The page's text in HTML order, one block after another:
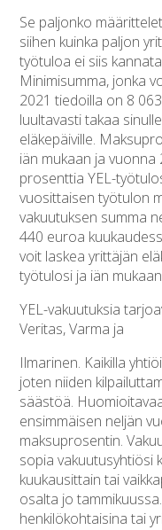
Se paljonko
siihen kuinka paljon
työtuloa ei siis
Minimisumma, jonka
2021 tiedoilla on 8
luultavasti takaa
eläkepäiville.
iän mukaan ja
prosenttia YEL-
vuosittaisen työtulon
vakuutuksen summa
440 euroa
voit laskea yrittäjän
työtulosi ja iän
YEL-vakuutuksia
Veritas, Varma ja
Ilmarinen. Kaikilla
joten niiden
säästöä.
ensimmäisen neljän
maksuprosentin.
sopia vakuutusyhtiösi
kuukausittain tai
osalta jo
henkilökohtaisina tai